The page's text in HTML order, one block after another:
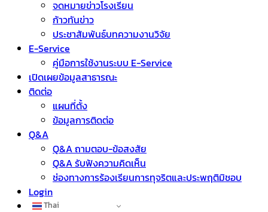
จดหมายข่าวโรงเรียน
ก้าวทันข่าว
ประชาสัมพันธ์บทความงานวิจัย
E-Service
คู่มือการใช้งานระบบ E-Service
เปิดเผยข้อมูลสาธารณะ
ติดต่อ
แผนที่ตั้ง
ข้อมูลการติดต่อ
Q&A
Q&A ถามตอบ-ข้อสงสัย
Q&A รับฟังความคิดเห็น
ช่องทางการร้องเรียนการทุจริตและประพฤติมิชอบ
Login
Thai